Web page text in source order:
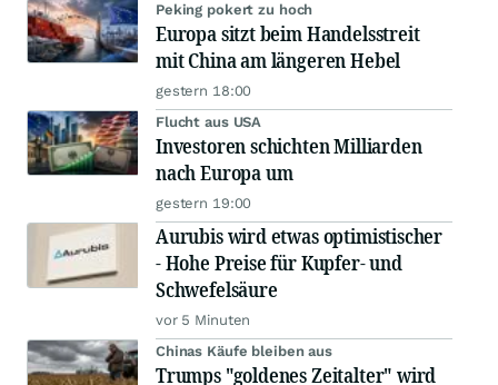
Peking pokert zu hoch
Europa sitzt beim Handelsstreit
mit China am längeren Hebel
gestern 18:00
Flucht aus USA
Investoren schichten Milliarden
nach Europa um
gestern 19:00
Aurubis wird etwas optimistischer
- Hohe Preise für Kupfer- und
Schwefelsäure
vor 5 Minuten
Chinas Käufe bleiben aus
Trumps "goldenes Zeitalter" wird